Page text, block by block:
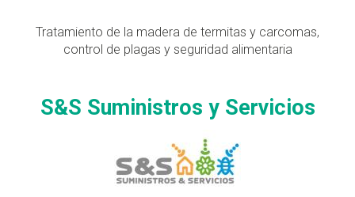
Tratamiento de la madera de termitas y carcomas,
control de plagas y seguridad alimentaria
S&S Suministros y Servicios